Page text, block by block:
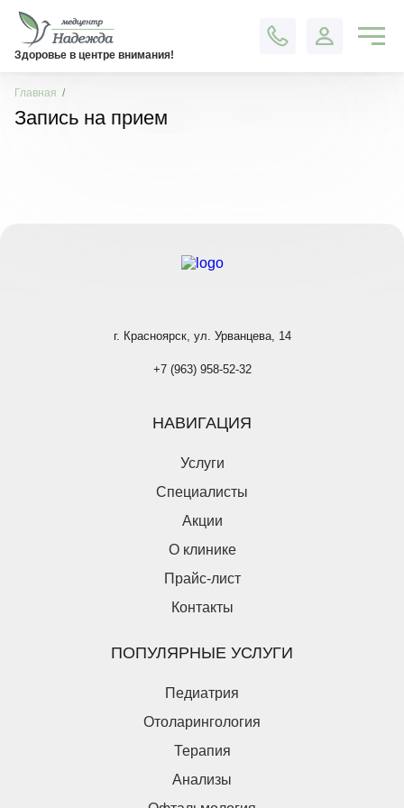
Здоровье в центре внимания!
Контакты
Главная
Запись на прием
г. Красноярск, ул. Урванцева, 14
+7 (963) 958-52-32
НАВИГАЦИЯ
Услуги
Специалисты
Акции
О клинике
Прайс-лист
Контакты
ПОПУЛЯРНЫЕ УСЛУГИ
Педиатрия
Отоларингология
Терапия
Анализы
Оставьте заявку на налоговый вычет
Пациент является плательщиком